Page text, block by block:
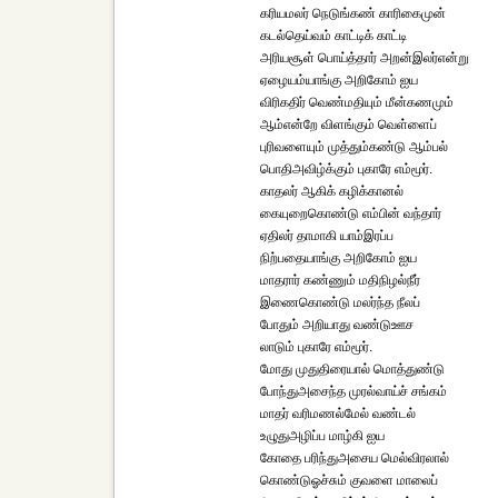
கரியமலர் நெடுங்கண் காரிகைமுன்
கடல்தெய்வம் காட்டிக் காட்டி
அரியசூள் பொய்த்தார் அறன்இலர்என்று
ஏழையம்யாங்கு அறிகோம் ஐய
விரிகதிர் வெண்மதியும் மீன்கணமும்
ஆம்என்றே விளங்கும் வெள்ளைப்
புரிவளையும் முத்தும்கண்டு ஆம்பல்
பொதிஅவிழ்க்கும் புகாரே எம்மூர்.
காதலர் ஆகிக் கழிக்கானல்
கையுறைகொண்டு எம்பின் வந்தார்
ஏதிலர் தாமாகி யாம்இரப்ப
நிற்பதையாங்கு அறிகோம் ஐய
மாதரார் கண்ணும் மதிநிழல்நீர்
இணைகொண்டு மலர்ந்த நீலப்
போதும் அறியாது வண்டுஊச
லாடும் புகாரே எம்மூர்.
மோது முதுதிரையால் மொத்துண்டு
போந்துஅசைந்த முரல்வாய்ச் சங்கம்
மாதர் வரிமணல்மேல் வண்டல்
உழுதுஅழிப்ப மாழ்கி ஐய
கோதை பரிந்துஅசைய மெல்விரலால்
கொண்டுஓச்சும் குவளை மாலைப்